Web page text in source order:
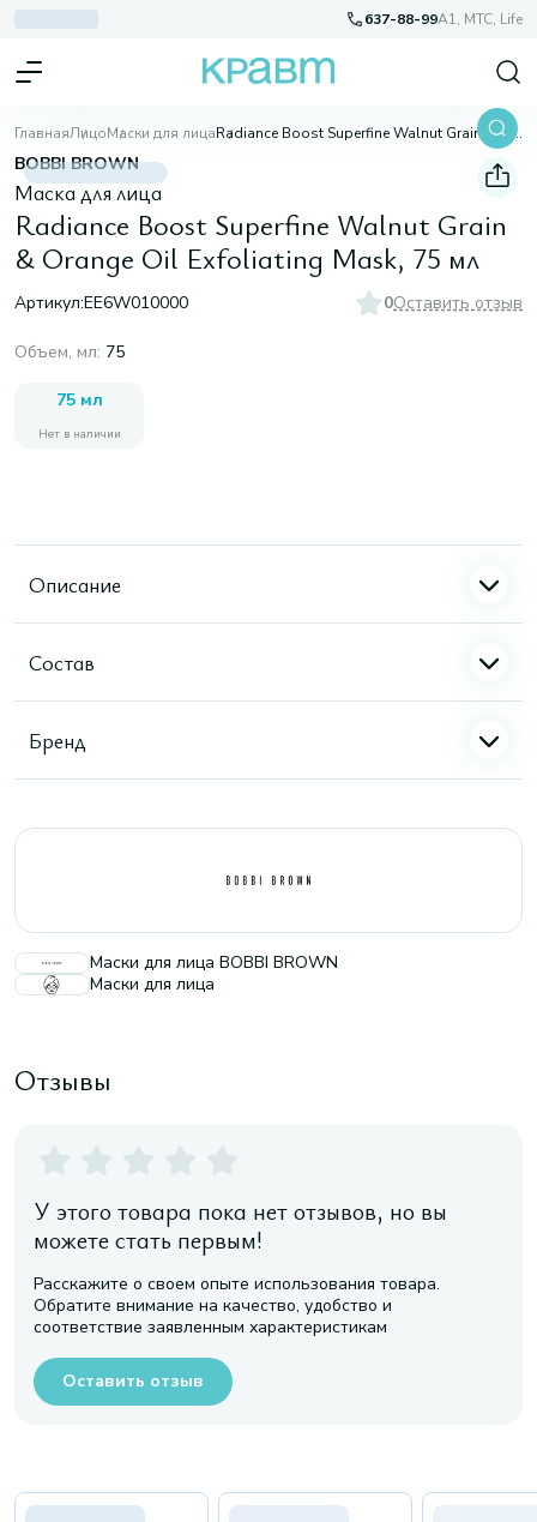
637-88-99A1, МТС, Life
ГлавнаяЛицоМаски для лица Radiance Boost Superfine Walnut Grain & Orange Oil Exfoliating Mask, 75 мл
BOBBI BROWN
Маска для лица
Radiance Boost Superfine Walnut Grain
& Orange Oil Exfoliating Mask, 75 мл
Артикул:EE6W010000 0Оставить отзыв
Объем, мл: 75
75 мл
Нет в наличии
Описание
Состав
Бренд
Маски для лица BOBBI BROWN
Маски для лица
Отзывы
У этого товара пока нет отзывов, но вы
можете стать первым!
Расскажите о своем опыте использования товара.
Обратите внимание на качество, удобство и
соответствие заявленным характеристикам
Оставить отзыв